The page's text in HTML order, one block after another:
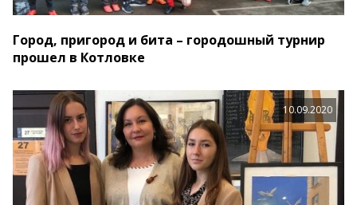
Город, пригород и бита – городошный турнир
прошел в Котловке
10.09.2020